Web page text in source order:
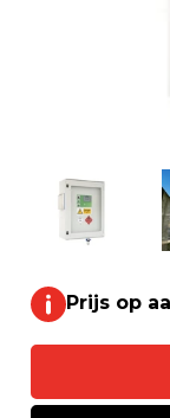
Prijs op